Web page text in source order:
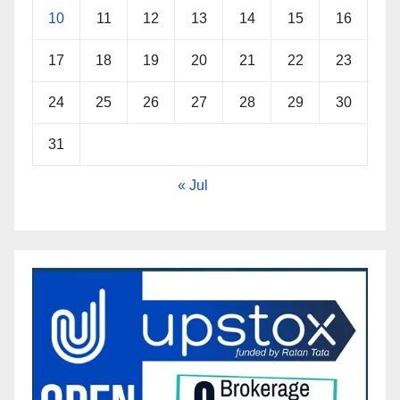
10 11 12 13 14 15 16
17 18 19 20 21 22 23
24 25 26 27 28 29 30
31
« Jul